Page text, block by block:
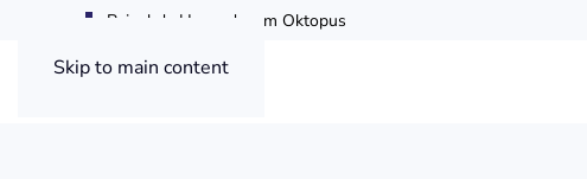
Skip to main content
Painel de Hospedagem Oktopus